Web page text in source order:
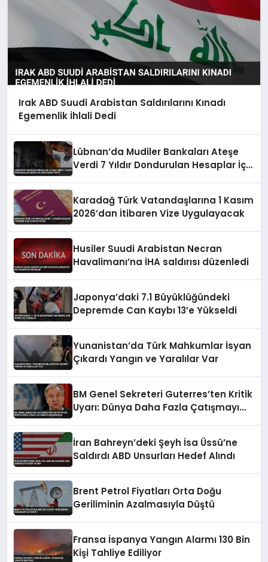
Irak ABD Suudi Arabistan Saldırılarını Kınadı
Egemenlik İhlali Dedi
Lübnan’da Mudiler Bankaları Ateşe
Verdi 7 Yıldır Dondurulan Hesaplar İçin
Karadağ Türk Vatandaşlarına 1 Kasım
2026’dan İtibaren Vize Uygulayacak
Husiler Suudi Arabistan Necran
Havalimanı’na İHA saldırısı düzenledi
Japonya’daki 7.1 Büyüklüğündeki
Depremde Can Kaybı 13’e Yükseldi
Yunanistan’da Türk Mahkumlar İsyan
Çıkardı Yangın ve Yaralılar Var
BM Genel Sekreteri Guterres’ten Kritik
Uyarı: Dünya Daha Fazla Çatışmayı
İran Bahreyn’deki Şeyh İsa Üssü’ne
Saldırdı ABD Unsurları Hedef Alındı
Brent Petrol Fiyatları Orta Doğu
Geriliminin Azalmasıyla Düştü
Fransa İspanya Yangın Alarmı 130 Bin
Kişi Tahliye Ediliyor